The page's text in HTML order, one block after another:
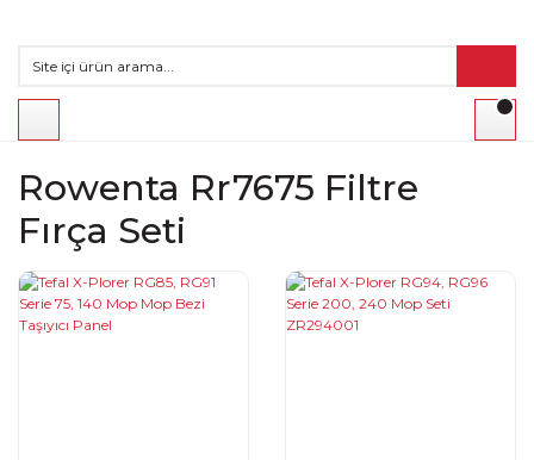
Rowenta Rr7675 Filtre
Fırça Seti